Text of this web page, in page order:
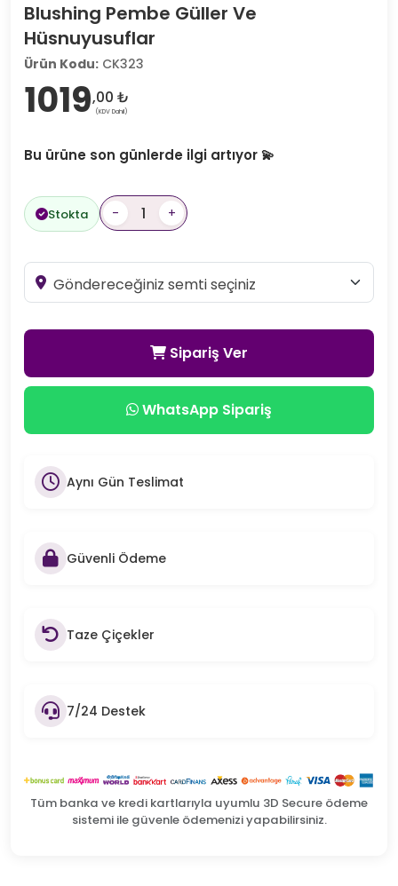
Blushing Pembe Güller Ve
Hüsnuyusuflar
Ürün Kodu: CK323
1019,00 ₺
(KDV Dahil)
Bu ürüne son günlerde ilgi artıyor 💫
Stokta - +
Sipariş Ver
WhatsApp Sipariş
Aynı Gün Teslimat
Güvenli Ödeme
Taze Çiçekler
7/24 Destek
Tüm banka ve kredi kartlarıyla uyumlu 3D Secure ödeme
sistemi ile güvenle ödemenizi yapabilirsiniz.